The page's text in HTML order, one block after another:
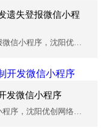
遗失登报微信小程
信小程序，沈阳优创
发微信小程序
序，沈阳优创网络为